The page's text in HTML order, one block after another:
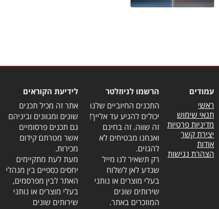
עמודים
ראשי
תנאי שימוש
מדיניות פרטיות
יצירת קשר
אודות
הצהרת נגישות
הרשמו לניוזלטר
התכנים החיוביים שלנו
יכולים להגיע עד אלייך!
זה שווה. זה בחינם
ואנחנו מבטיחים לא
להגזים.
רק תשאיר לנו מייל
שנדע לאן לשלוח
בעלי מוצרים או נותני
שירותים שונים
המוזכרים באתר.
לידיעת הקוראים
אתר זה מכיל תכנים
שונים ומגוונים וביניהם
גם תכנים פרסומיים
אשר מטרתם קידום
מכירות.
מעת לעת מתקיימים
יחסים כספיים בין מנהלי
האתר לבין מפרסמים,
בעלי מוצרים או נותני
שירותים שונים